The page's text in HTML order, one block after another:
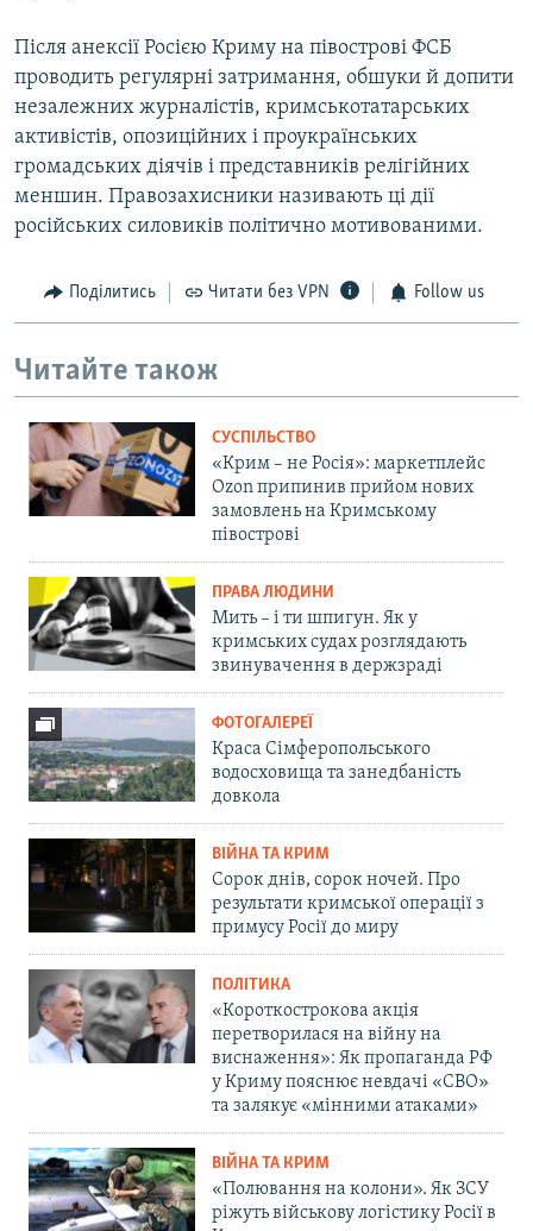
Після анексії Росією Криму на півострові ФСБ
проводить регулярні затримання, обшуки й допити
незалежних журналістів, кримськотатарських
активістів, опозиційних і проукраїнських
громадських діячів і представників релігійних
меншин. Правозахисники називають ці дії
російських силовиків політично мотивованими.
Поділитись Читати без VPN Follow us
Читайте також
СУСПІЛЬСТВО
«Крим – не Росія»: маркетплейс
Ozon припинив прийом нових
замовлень на Кримському
півострові
ПРАВА ЛЮДИНИ
Мить – і ти шпигун. Як у
кримських судах розглядають
звинувачення в держзраді
ФОТОГАЛЕРЕЇ
Краса Сімферопольського
водосховища та занедбаність
довкола
ВІЙНА ТА КРИМ
Сорок днів, сорок ночей. Про
результати кримської операції з
примусу Росії до миру
ПОЛІТИКА
«Короткострокова акція
перетворилася на війну на
виснаження»: Як пропаганда РФ
у Криму пояснює невдачі «СВО»
та залякує «мінними атаками»
ВІЙНА ТА КРИМ
«Полювання на колони». Як ЗСУ
ріжуть військову логістику Росії в